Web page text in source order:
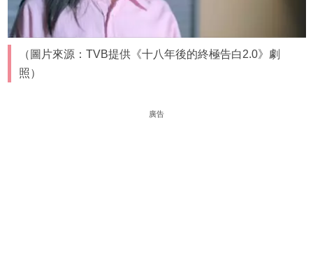
（圖片來源：TVB提供《十八年後的終極告白2.0》劇
照）
廣告